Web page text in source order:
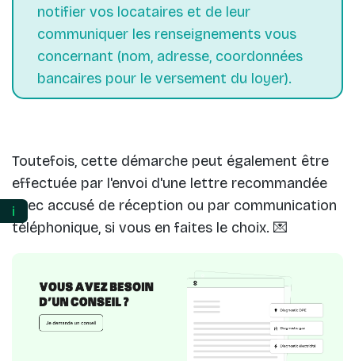
notifier vos locataires et de leur
communiquer les renseignements vous
concernant (nom, adresse, coordonnées
bancaires pour le versement du loyer).
Toutefois, cette démarche peut également être
effectuée par l'envoi d'une lettre recommandée
avec accusé de réception ou par communication
téléphonique, si vous en faites le choix. 💌
ℹ️